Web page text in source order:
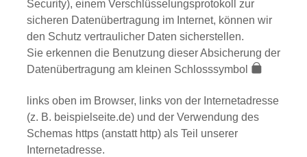
Security), einem Verschlüsselungsprotokoll zur
sicheren Datenübertragung im Internet, können wir
den Schutz vertraulicher Daten sicherstellen.
Sie erkennen die Benutzung dieser Absicherung der
Datenübertragung am kleinen Schlosssymbol
links oben im Browser, links von der Internetadresse
(z. B. beispielseite.de) und der Verwendung des
Schemas https (anstatt http) als Teil unserer
Internetadresse.